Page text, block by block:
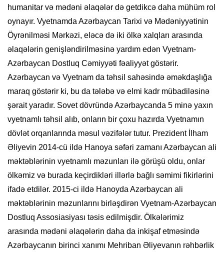
humanitar və mədəni əlaqələr də getdikcə daha mühüm rol
oynayır. Vyetnamda Azərbaycan Tarixi və Mədəniyyətinin
Öyrənilməsi Mərkəzi, eləcə də iki ölkə xalqları arasında
əlaqələrin genişləndirilməsinə yardım edən Vyetnam-
Azərbaycan Dostluq Cəmiyyəti fəaliyyət göstərir.
Azərbaycan və Vyetnam da təhsil sahəsində əməkdaşlığa
maraq göstərir ki, bu da tələbə və elmi kadr mübadiləsinə
şərait yaradır. Sovet dövründə Azərbaycanda 5 minə yaxın
vyetnamlı təhsil alıb, onların bir çoxu hazırda Vyetnamın
dövlət orqanlarında məsul vəzifələr tutur. Prezident İlham
Əliyevin 2014-cü ildə Hanoya səfəri zamanı Azərbaycan ali
məktəblərinin vyetnamlı məzunları ilə görüşü oldu, onlar
ölkəmiz və burada keçirdikləri illərlə bağlı səmimi fikirlərini
ifadə etdilər. 2015-ci ildə Hanoyda Azərbaycan ali
məktəblərinin məzunlarını birləşdirən Vyetnam-Azərbaycan
Dostluq Assosiasiyası təsis edilmişdir. Ölkələrimiz
arasında mədəni əlaqələrin daha da inkişaf etməsində
Azərbaycanın birinci xanımı Mehriban Əliyevanın rəhbərlik